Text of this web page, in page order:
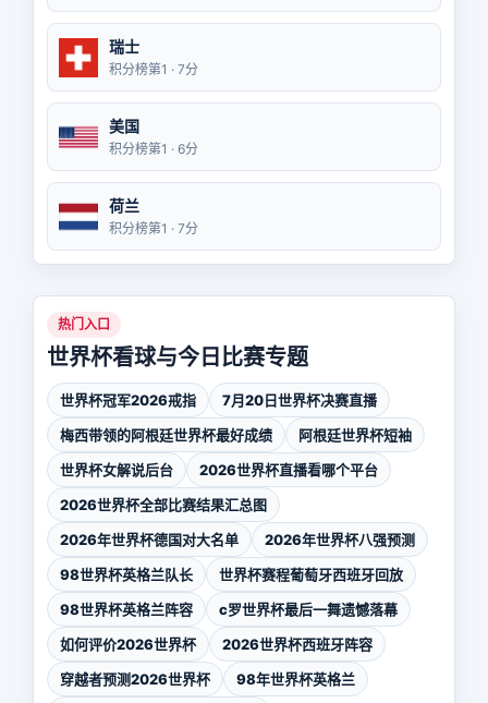
瑞士
积分榜第1 · 7分
美国
积分榜第1 · 6分
荷兰
积分榜第1 · 7分
热门入口
世界杯看球与今日比赛专题
世界杯冠军2026戒指
7月20日世界杯决赛直播
梅西带领的阿根廷世界杯最好成绩
阿根廷世界杯短袖
世界杯女解说后台
2026世界杯直播看哪个平台
2026世界杯全部比赛结果汇总图
2026年世界杯德国对大名单
2026年世界杯八强预测
98世界杯英格兰队长
世界杯赛程葡萄牙西班牙回放
98世界杯英格兰阵容
c罗世界杯最后一舞遗憾落幕
如何评价2026世界杯
2026世界杯西班牙阵容
穿越者预测2026世界杯
98年世界杯英格兰